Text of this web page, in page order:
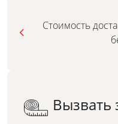
Стоимость